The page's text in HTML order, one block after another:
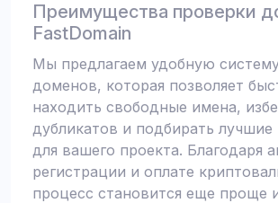
Преимущества проверки
FastDomain
Мы предлагаем удобную
доменов, которая позволяет
находить свободные имена,
дубликатов и подбирать лучшие
для вашего проекта. Благодаря
регистрации и оплате
процесс становится еще проще